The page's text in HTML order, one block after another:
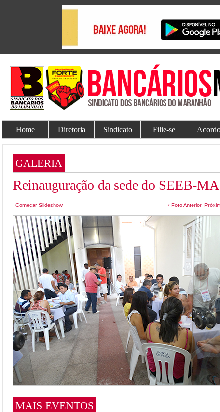
Home Diretoria Sindicato Filie-se
GALERIA
Reinauguração da sede do SEEB-
Começar Slideshow ‹ Foto Anterior
MAIS EVENTOS